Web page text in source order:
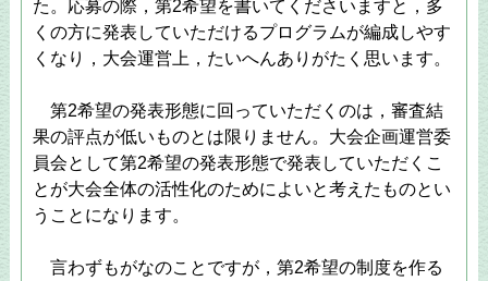
た。応募の際，第2希望を書いてくださいますと，多
くの方に発表していただけるプログラムが編成しやす
くなり，大会運営上，たいへんありがたく思います。
第2希望の発表形態に回っていただくのは，審査結
果の評点が低いものとは限りません。大会企画運営委
員会として第2希望の発表形態で発表していただくこ
とが大会全体の活性化のためによいと考えたものとい
うことになります。
言わずもがなのことですが，第2希望の制度を作る